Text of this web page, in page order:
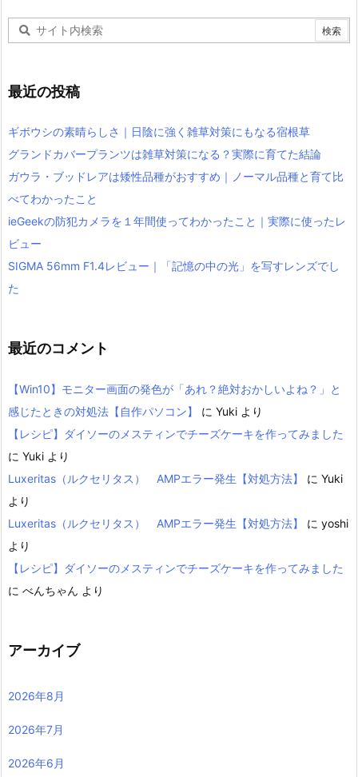
最近の投稿
ギボウシの素晴らしさ｜日陰に強く雑草対策にもなる宿根草
グランドカバープランツは雑草対策になる？実際に育てた結論
ガウラ・ブッドレアは矮性品種がおすすめ｜ノーマル品種と育て比
べてわかったこと
ieGeekの防犯カメラを１年間使ってわかったこと｜実際に使ったレ
ビュー
SIGMA 56mm F1.4レビュー｜「記憶の中の光」を写すレンズでし
た
最近のコメント
【Win10】モニター画面の発色が「あれ？絶対おかしいよね？」と
感じたときの対処法【自作パソコン】
に Yuki より
【レシピ】ダイソーのメスティンでチーズケーキを作ってみました
に Yuki より
Luxeritas（ルクセリタス） AMPエラー発生【対処方法】
に Yuki
より
Luxeritas（ルクセリタス） AMPエラー発生【対処方法】
に yoshi
より
【レシピ】ダイソーのメスティンでチーズケーキを作ってみました
に べんちゃん より
アーカイブ
2026年8月
2026年7月
2026年6月